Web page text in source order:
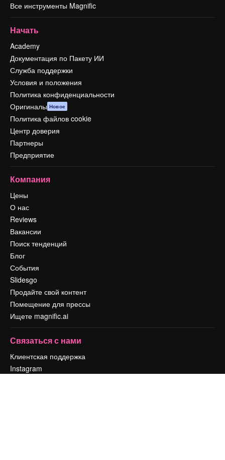
Все инструменты Magnific
Начать
Academy
Документация по Пакету ИИ
Служба поддержки
Условия и положения
Политика конфиденциальности
Оригиналы Новое
Политика файлов cookie
Центр доверия
Партнеры
Предприятие
Компания
Цены
О нас
Reviews
Вакансии
Поиск тенденций
Блог
События
Slidesgo
Продайте свой контент
Помещение для прессы
Ищете magnific.ai
Связаться с нами
Клиентская поддержка
Instagram